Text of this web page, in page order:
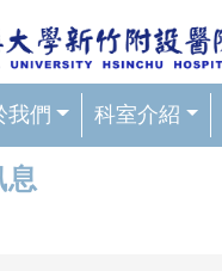
及連結
我們 科室介紹
息